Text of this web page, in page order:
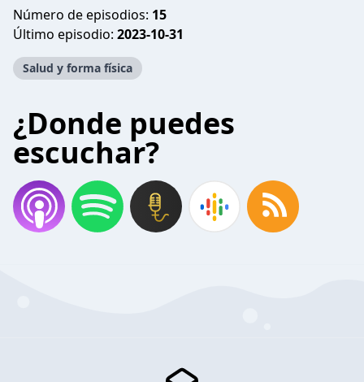
Número de episodios: 15
Último episodio: 2023-10-31
Salud y forma física
¿Donde puedes
escuchar?